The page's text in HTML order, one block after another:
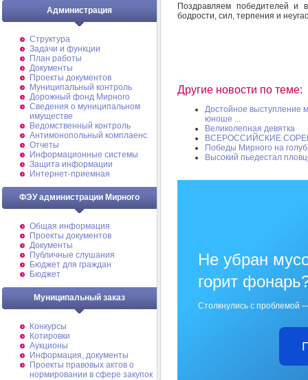
Администрация
Структура
Задачи и функции
План работы
Документы
Проекты документов
Муниципальный контроль
Дорожный фонд Мирного
Cведения о муниципальном
имуществе
Ведомственный контроль
Антимонопольный комплаенс
Отчеты
Информационные системы
Защита информации
Интернет-приемная
ФЭУ администрации Мирного
Общая информация
Проекты документов
Документы
Публичные слушания
Бюджет для граждан
Бюджет
Муниципальный заказ
Конкурсы
Котировки
Аукционы
Информация, документы
Проекты правовых актов о
нормировании в сфере закупок
Поздравляем победителей и
бодрости, сил, терпения и
Другие новости по теме:
Достойное выступление
юноше ...
Великолепная девятка
ВСЕРОССИЙСКИЕ
Победы Мирного на
Высокий пьедестал
Не убран
горит
Столкнулись с проблемой